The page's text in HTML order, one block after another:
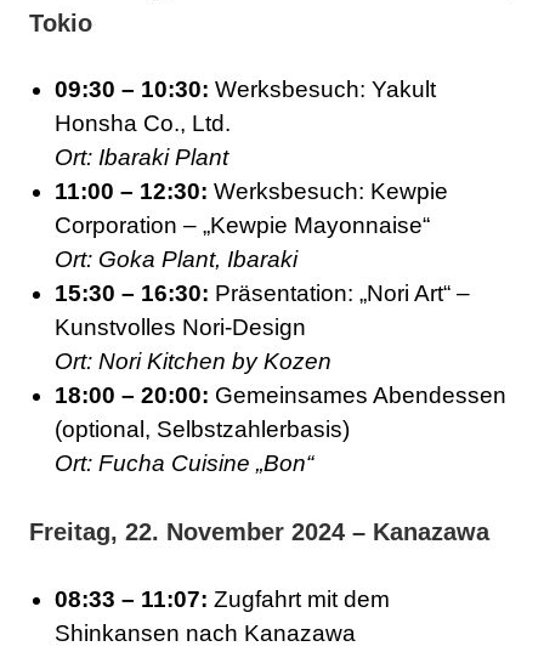
Tokio
09:30 – 10:30: Werksbesuch: Yakult
Honsha Co., Ltd.
Ort: Ibaraki Plant
11:00 – 12:30: Werksbesuch: Kewpie
Corporation – „Kewpie Mayonnaise“
Ort: Goka Plant, Ibaraki
15:30 – 16:30: Präsentation: „Nori Art“ –
Kunstvolles Nori-Design
Ort: Nori Kitchen by Kozen
18:00 – 20:00: Gemeinsames Abendessen
(optional, Selbstzahlerbasis)
Ort: Fucha Cuisine „Bon“
Freitag, 22. November 2024 – Kanazawa
08:33 – 11:07: Zugfahrt mit dem
Shinkansen nach Kanazawa